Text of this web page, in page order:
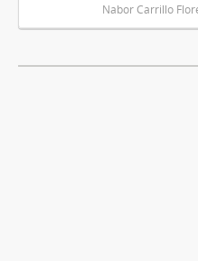
Nabor Carrillo